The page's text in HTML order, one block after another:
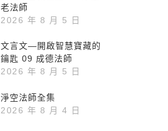
老法師
2026 年 8 月 5 日
文言文—開啟智慧寶藏的
鑰匙 09 成德法師
2026 年 8 月 5 日
淨空法師全集
2026 年 8 月 4 日